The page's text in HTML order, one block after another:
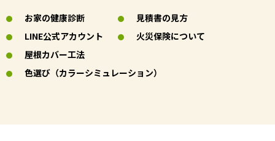
お家の健康診断
LINE公式アカウント
屋根カバー工法
見積書の見方
火災保険について
色選び（カラーシミュレーション）